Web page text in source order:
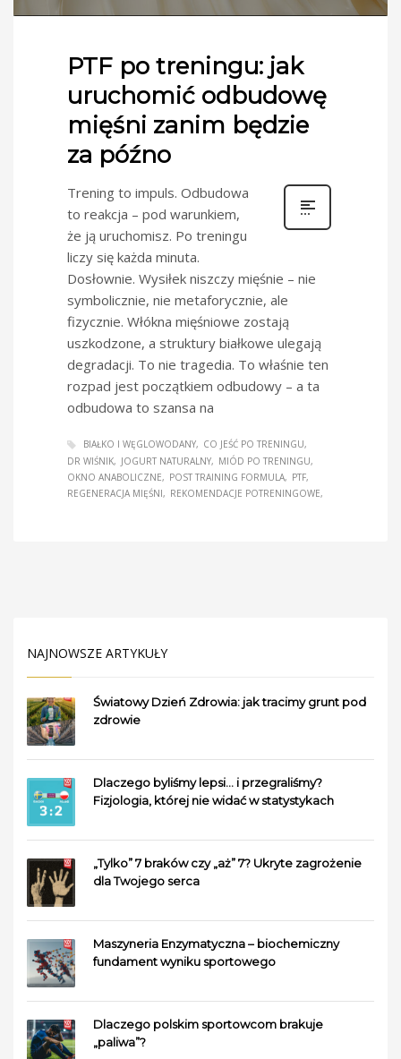
PTF po treningu: jak
uruchomić odbudowę
mięśni zanim będzie
za późno
Trening to impuls. Odbudowa
to reakcja – pod warunkiem,
że ją uruchomisz. Po treningu
liczy się każda minuta.
Dosłownie. Wysiłek niszczy mięśnie – nie
symbolicznie, nie metaforycznie, ale
fizycznie. Włókna mięśniowe zostają
uszkodzone, a struktury białkowe ulegają
degradacji. To nie tragedia. To właśnie ten
rozpad jest początkiem odbudowy – a ta
odbudowa to szansa na
BIAŁKO I WĘGLOWODANY
CO JEŚĆ PO TRENINGU
DR WIŚNIK
JOGURT NATURALNY
MIÓD PO TRENINGU
OKNO ANABOLICZNE
POST TRAINING FORMULA
PTF
REGENERACJA MIĘŚNI
REKOMENDACJE POTRENINGOWE
NAJNOWSZE ARTYKUŁY
Światowy Dzień Zdrowia: jak tracimy grunt pod
zdrowie
Dlaczego byliśmy lepsi… i przegraliśmy?
Fizjologia, której nie widać w statystykach
„Tylko” 7 braków czy „aż” 7? Ukryte zagrożenie
dla Twojego serca
Maszyneria Enzymatyczna – biochemiczny
fundament wyniku sportowego
Dlaczego polskim sportowcom brakuje
„paliwa”?